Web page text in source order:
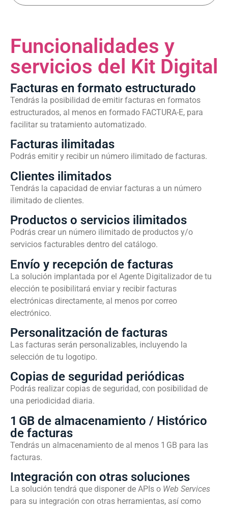
Funcionalidades y
servicios del Kit Digital
Facturas en formato estructurado
Tendrás la posibilidad de emitir facturas en formatos
estructurados, al menos en formado FACTURA-E, para
facilitar su tratamiento automatizado.
Facturas ilimitadas
Podrás emitir y recibir un número ilimitado de facturas.
Clientes ilimitados
Tendrás la capacidad de enviar facturas a un número
ilimitado de clientes.
Productos o servicios ilimitados
Podrás crear un número ilimitado de productos y/o
servicios facturables dentro del catálogo.
Envío y recepción de facturas
La solución implantada por el Agente Digitalizador de tu
elección te posibilitará enviar y recibir facturas
electrónicas directamente, al menos por correo
electrónico.
Personalitzación de facturas
Las facturas serán personalizables, incluyendo la
selección de tu logotipo.
Copias de seguridad periódicas
Podrás realizar copias de seguridad, con posibilidad de
una periodicidad diaria.
1 GB de almacenamiento / Histórico
de facturas
Tendrás un almacenamiento de al menos 1 GB para las
facturas.
Integración con otras soluciones
La solución tendrá que disponer de APIs o Web Services
para su integración con otras herramientas, así como